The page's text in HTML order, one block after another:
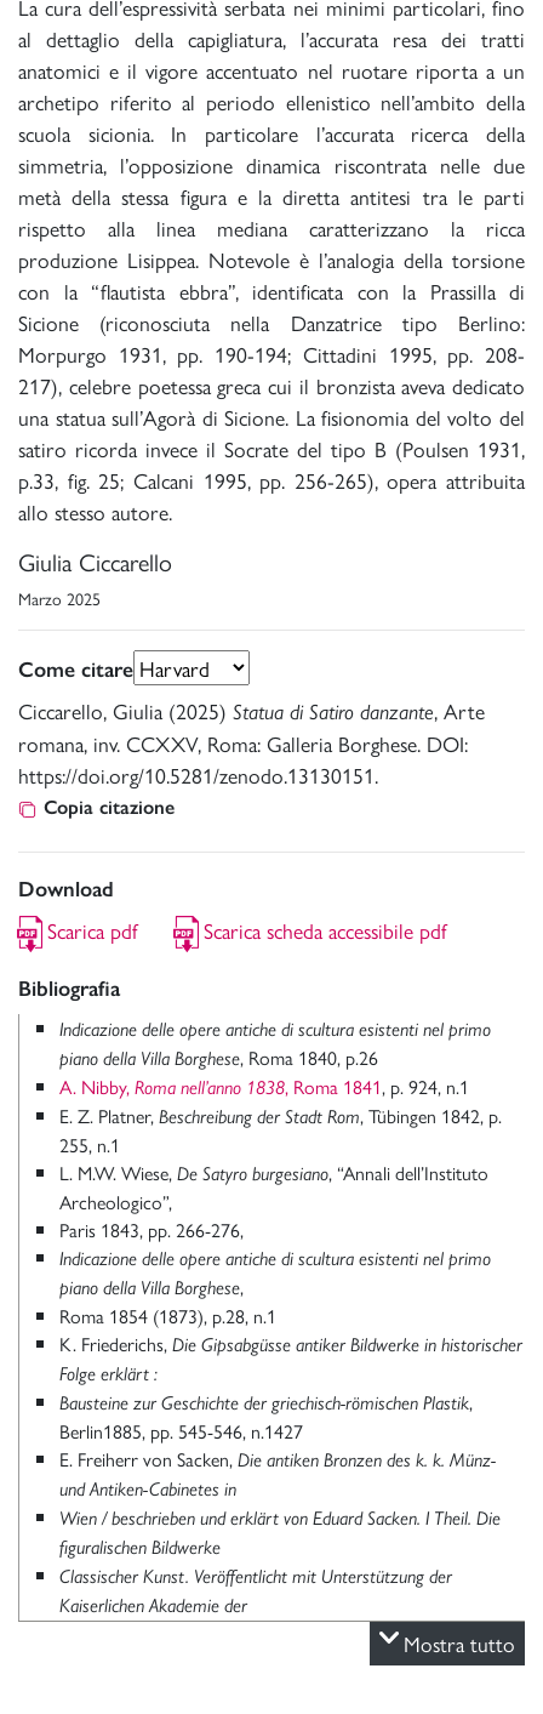
La cura dell’espressività serbata nei minimi particolari, fino
al dettaglio della capigliatura, l’accurata resa dei tratti
anatomici e il vigore accentuato nel ruotare riporta a un
archetipo riferito al periodo ellenistico nell’ambito della
scuola sicionia. In particolare l’accurata ricerca della
simmetria, l’opposizione dinamica riscontrata nelle due
metà della stessa figura e la diretta antitesi tra le parti
rispetto alla linea mediana caratterizzano la ricca
produzione Lisippea. Notevole è l’analogia della torsione
con la “flautista ebbra”, identificata con la Prassilla di
Sicione (riconosciuta nella Danzatrice tipo Berlino:
Morpurgo 1931, pp. 190-194; Cittadini 1995, pp. 208-
217), celebre poetessa greca cui il bronzista aveva dedicato
una statua sull’Agorà di Sicione. La fisionomia del volto del
satiro ricorda invece il Socrate del tipo B (Poulsen 1931,
p.33, fig. 25; Calcani 1995, pp. 256-265), opera attribuita
allo stesso autore.
Giulia Ciccarello
Marzo 2025
Come citare
Ciccarello, Giulia (2025) Statua di Satiro danzante, Arte
romana, inv. CCXXV, Roma: Galleria Borghese. DOI:
https://doi.org/10.5281/zenodo.13130151.
Copia citazione
Download
Scarica pdf Scarica scheda accessibile pdf
Bibliografia
Indicazione delle opere antiche di scultura esistenti nel primo
piano della Villa Borghese, Roma 1840, p.26
A. Nibby, Roma nell’anno 1838, Roma 1841, p. 924, n.1
E. Z. Platner, Beschreibung der Stadt Rom, Tübingen 1842, p.
255, n.1
L. M.W. Wiese, De Satyro burgesiano, “Annali dell’Instituto
Archeologico”,
Paris 1843, pp. 266-276,
Indicazione delle opere antiche di scultura esistenti nel primo
piano della Villa Borghese,
Roma 1854 (1873), p.28, n.1
K. Friederichs, Die Gipsabgüsse antiker Bildwerke in historischer
Folge erklärt :
Bausteine zur Geschichte der griechisch-römischen Plastik,
Berlin1885, pp. 545-546, n.1427
E. Freiherr von Sacken, Die antiken Bronzen des k. k. Münz-
und Antiken-Cabinetes in
Wien / beschrieben und erklärt von Eduard Sacken. I Theil. Die
figuralischen Bildwerke
Classischer Kunst. Veröffentlicht mit Unterstützung der
Kaiserlichen Akademie der
La villa ercolanese dei Pisoni, i suoi
Mostra tutto